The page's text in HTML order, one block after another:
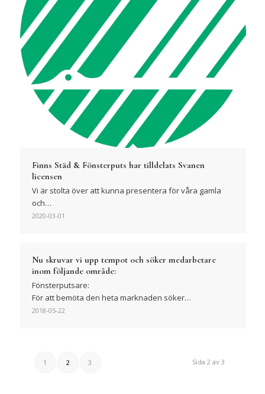
Finns Städ & Fönsterputs har tilldelats Svanen
licensen
Vi är stolta över att kunna presentera för våra gamla
och…
2020-03-01
Nu skruvar vi upp tempot och söker medarbetare
inom följande område:
Fönsterputsare:
För att bemöta den heta marknaden söker…
2018-05-22
Sida 2 av 3
1 2 3